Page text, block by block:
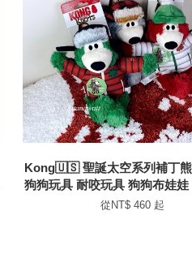
Kong🇺🇸 聖誕太空系列補丁熊
狗狗玩具 耐咬玩具 狗狗布娃娃
從 NT$ 460 起